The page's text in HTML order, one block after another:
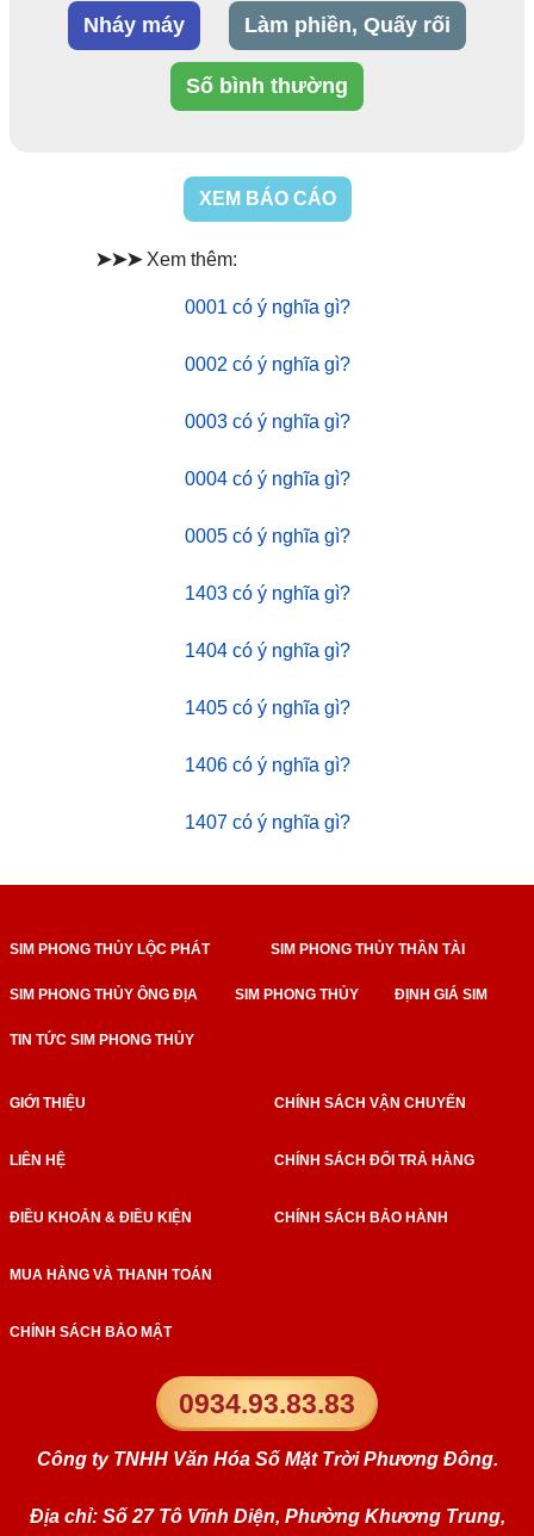
Nháy máy Làm phiền, Quấy rối
Số bình thường
XEM BÁO CÁO
➤➤➤ Xem thêm:
0001 có ý nghĩa gì?
0002 có ý nghĩa gì?
0003 có ý nghĩa gì?
0004 có ý nghĩa gì?
0005 có ý nghĩa gì?
1403 có ý nghĩa gì?
1404 có ý nghĩa gì?
1405 có ý nghĩa gì?
1406 có ý nghĩa gì?
1407 có ý nghĩa gì?
SIM PHONG THỦY LỘC PHÁT SIM PHONG THỦY THẦN TÀI
SIM PHONG THỦY ÔNG ĐỊA SIM PHONG THỦY ĐỊNH GIÁ SIM
TIN TỨC SIM PHONG THỦY
0934.93.83.83
Công ty TNHH Văn Hóa Số Mặt Trời Phương Đông.
Địa chỉ: Số 27 Tô Vĩnh Diện, Phường Khương Trung,
GIỚI THIỆU
LIÊN HỆ
ĐIỀU KHOẢN & ĐIỀU KIỆN
MUA HÀNG VÀ THANH TOÁN
CHÍNH SÁCH BẢO MẬT
CHÍNH SÁCH VẬN CHUYỂN
CHÍNH SÁCH ĐỔI TRẢ HÀNG
CHÍNH SÁCH BẢO HÀNH